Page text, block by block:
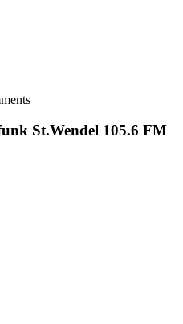
St.Wendel 105.6 FM